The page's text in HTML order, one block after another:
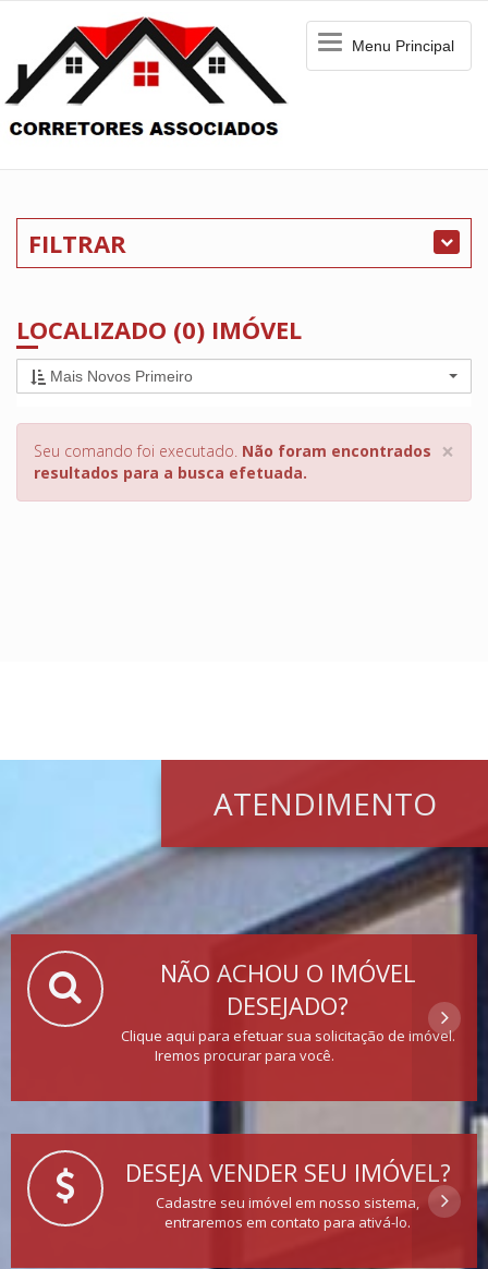
MenuMenu Principal
FILTRAR
LOCALIZADO (0) IMÓVEL
Mais Novos Primeiro
×
Seu comando foi executado. Não foram encontrados
resultados para a busca efetuada.
ATENDIMENTO
NÃO ACHOU O IMÓVEL
DESEJADO?
Clique aqui para efetuar sua solicitação de imóvel.
Iremos procurar para você.
DESEJA VENDER SEU IMÓVEL?
Cadastre seu imóvel em nosso sistema,
entraremos em contato para ativá-lo.